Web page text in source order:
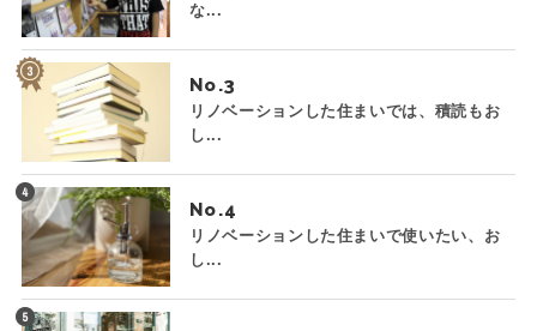
な...
No.
リノベーションした住まいでは、積読もお
し...
No.
リノベーションした住まいで使いたい、お
し...